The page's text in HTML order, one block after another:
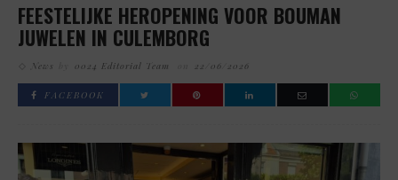
FEESTELIJKE HEROPENING VOOR BOUMAN
JUWELEN IN CULEMBORG
News 0024 Editorial Team 22/06/2026
FACEBOOK